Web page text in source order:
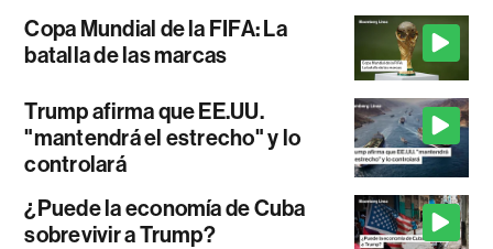
Copa Mundial de la FIFA: La
batalla de las marcas
Trump afirma que EE.UU.
"mantendrá el estrecho" y lo
controlará
¿Puede la economía de Cuba
sobrevivir a Trump?